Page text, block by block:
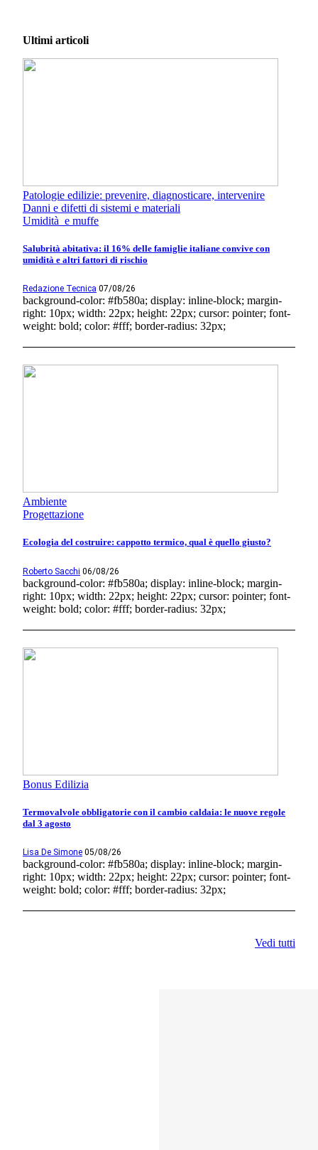
Ultimi articoli
Patologie edilizie: prevenire, diagnosticare, intervenire
Danni e difetti di sistemi e materiali
Umidità e muffe
Salubrità abitativa: il 16% delle famiglie italiane convive con
umidità e altri fattori di rischio
Redazione Tecnica 07/08/26
background-color: #fb580a; display: inline-block; margin-
right: 10px; width: 22px; height: 22px; cursor: pointer; font-
weight: bold; color: #fff; border-radius: 32px;
Ambiente
Progettazione
Ecologia del costruire: cappotto termico, qual è quello giusto?
Roberto Sacchi 06/08/26
background-color: #fb580a; display: inline-block; margin-
right: 10px; width: 22px; height: 22px; cursor: pointer; font-
weight: bold; color: #fff; border-radius: 32px;
Bonus Edilizia
Termovalvole obbligatorie con il cambio caldaia: le nuove regole
dal 3 agosto
Lisa De Simone 05/08/26
background-color: #fb580a; display: inline-block; margin-
right: 10px; width: 22px; height: 22px; cursor: pointer; font-
weight: bold; color: #fff; border-radius: 32px;
Vedi tutti